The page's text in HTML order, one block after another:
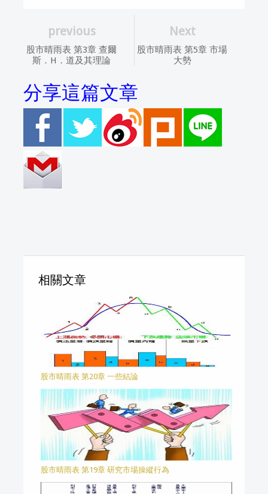
Next
股市晴雨表 第5章 市場
大勢
previous
股市晴雨表 第3章 查爾
斯．H．道及其理論
分享這篇文章
相關文章
股市晴雨表 第20章 一些結論
股市晴雨表 第19章 研究市場操縱行為